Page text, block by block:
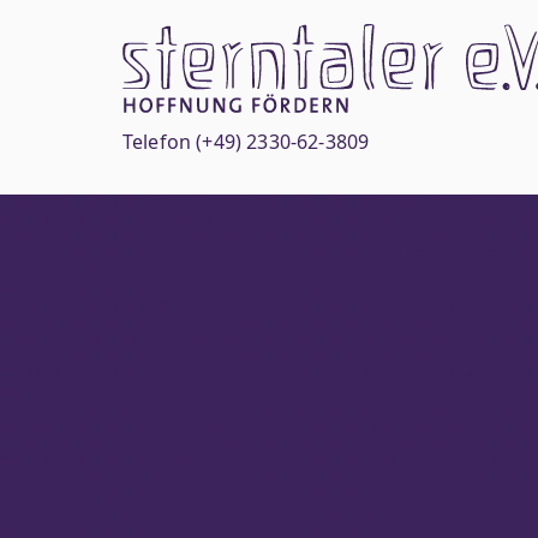
Telefon(+49) 2330-62-3809